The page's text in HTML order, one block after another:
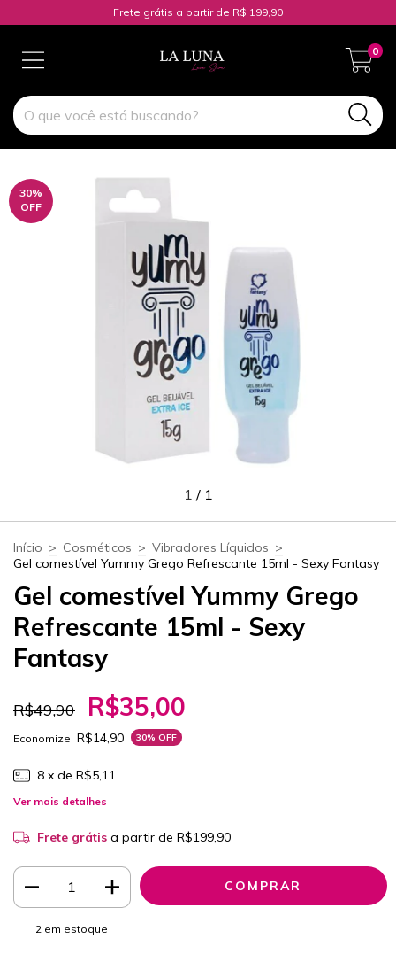
Frete grátis a partir de R$ 199,90
0
30%
OFF
1 / 1
Início > Cosméticos > Vibradores Líquidos >
Gel comestível Yummy Grego Refrescante 15ml - Sexy Fantasy
Gel comestível Yummy Grego
Refrescante 15ml - Sexy
Fantasy
R$49,90 R$35,00
Economize: R$14,90 30% OFF
8 x de R$5,11
Ver mais detalhes
Frete grátis a partir de R$199,90
2 em estoque